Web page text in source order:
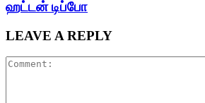
ஹட்டன் டிப்போ
LEAVE A REPLY